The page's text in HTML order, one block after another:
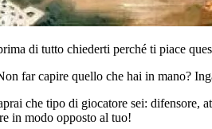
di tutto chiederti perché ti piace
far capire quello che hai in mano?
che tipo di giocatore sei:
in modo opposto al tuo!